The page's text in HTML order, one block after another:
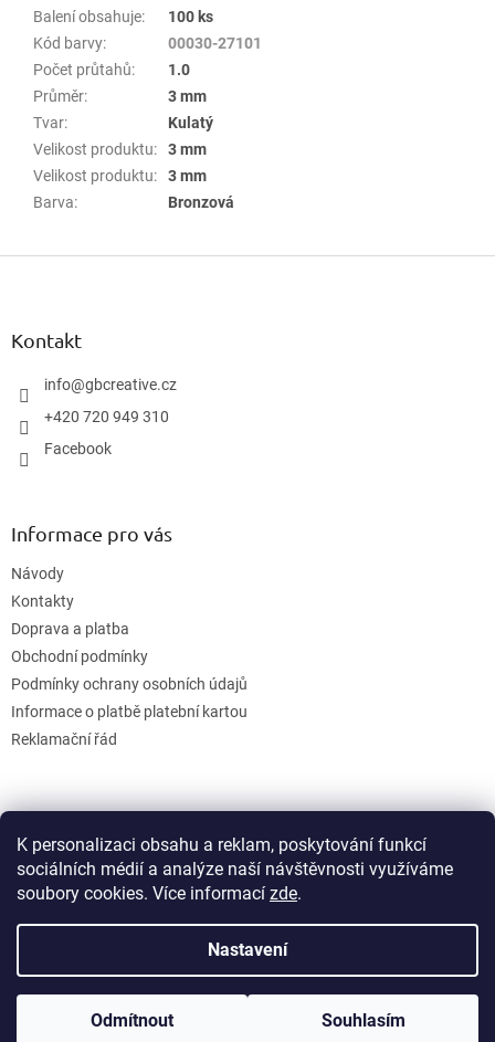
K personalizaci obsahu a reklam, poskytování funkcí
sociálních médií a analýze naší návštěvnosti využíváme
soubory cookies. Více informací zde.
Nastavení
Odmítnout Souhlasím
Balení obsahuje:
100 ks
Kód barvy:
00030-27101
Počet průtahů:
1.0
Průměr:
3 mm
Tvar:
Kulatý
Velikost produktu:
3 mm
Velikost produktu:
3 mm
Barva: Bronzová
Z
Kontakt
info@gbcreative.cz
+420 720 949 310
Facebook
Informace pro vás
Návody
Kontakty
Doprava a platba
Obchodní podmínky
Podmínky ochrany osobních údajů
Informace o platbě platební kartou
Reklamační řád
. Všechna práva vyhrazena.